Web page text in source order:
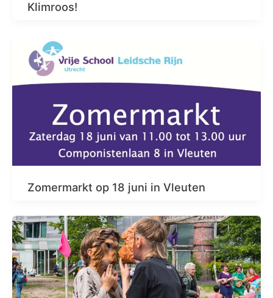
Klimroos!
Zomermarkt op 18 juni in Vleuten